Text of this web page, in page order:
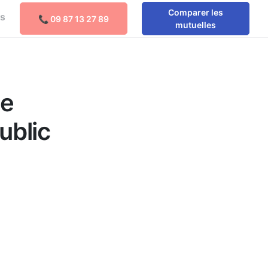
📞 09 87 13 27 89
Comparer les
mutuelles
Comparer les mutuelles